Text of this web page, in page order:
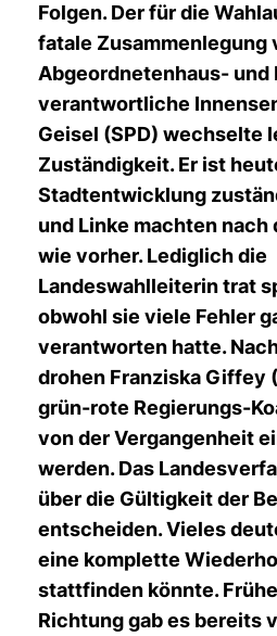
Folgen. Der für die
fatale Zusammenlegung
Abgeordnetenhaus- und
verantwortliche
Geisel (SPD) wechselte
Zuständigkeit. Er ist
Stadtentwicklung
und Linke machten nach
wie vorher. Lediglich die
Landeswahlleiterin trat
obwohl sie viele Fehler
verantworten hatte.
drohen Franziska Giffey
grün-rote Regierungs-
von der Vergangenheit
werden. Das
über die Gültigkeit der
entscheiden. Vieles
eine komplette
stattfinden könnte.
Richtung gab es bereits